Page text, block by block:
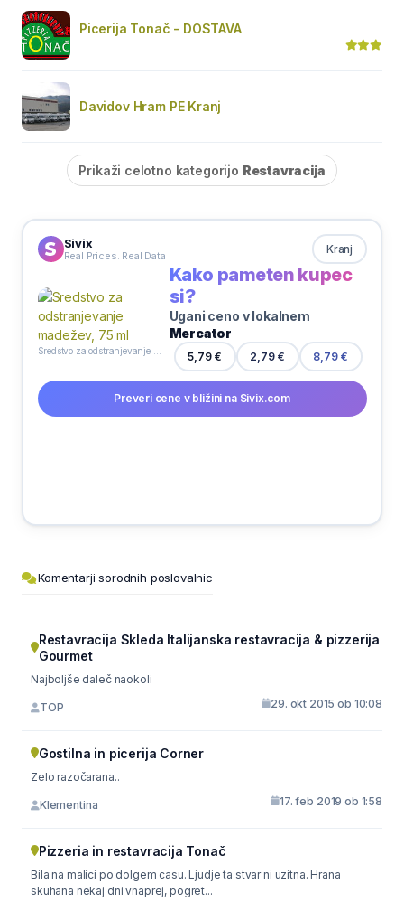
Picerija Tonač - DOSTAVA
Davidov Hram PE Kranj
Prikaži celotno kategorijo Restavracija
Sivix
Real Prices. Real Data Kranj
Kako pameten kupec
si?
Ugani ceno v lokalnem
Mercator
5,79 € 2,79 € 8,79 €
Preveri cene v bližini na Sivix.com
Komentarji sorodnih poslovalnic
Restavracija Skleda Italijanska restavracija & pizzerija
Gourmet
Najboljše daleč naokoli
TOP 29. okt 2015 ob 10:08
Gostilna in picerija Corner
Zelo razočarana..
Klementina 17. feb 2019 ob 1:58
Pizzeria in restavracija Tonač
Bila na malici po dolgem casu. Ljudje ta stvar ni uzitna. Hrana
skuhana nekaj dni vnaprej, pogret...